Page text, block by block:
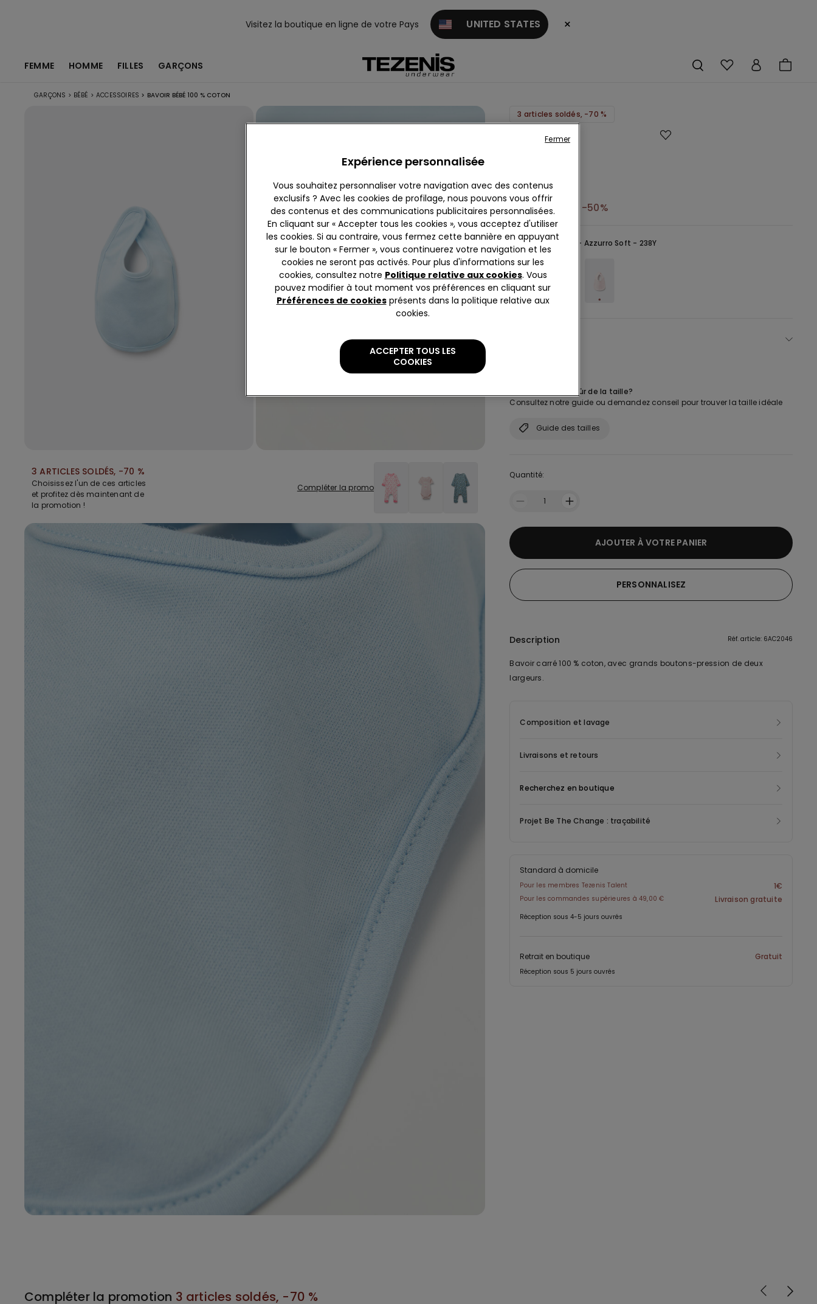
Visitez la boutique en ligne de votre Pays UNITED STATES ×
FEMME HOMME FILLES GARÇONS
GARÇONS > BÉBÉ > ACCESSOIRES > BAVOIR BÉBÉ 100 % COTON
3 ARTICLES SOLDÉS, -70 %
Choisissez l'un de ces articles
et profitez dès maintenant de
la promotion !
Compléter la promo
3 articles soldés, -70 %
Coton
6,99 € 3,50 € -50%
Couleur: Bleu ciel - Azzurro Soft - 238Y
Vous n'êtes pas sûr de la taille?
Consultez notre guide ou demandez conseil pour trouver la taille idéale
Guide des tailles
Quantité:
1
AJOUTER À VOTRE PANIER
PERSONNALISEZ
Description Réf. article: 6AC2046
Bavoir carré 100 % coton, avec grands boutons-pression de deux
largeurs.
Composition et lavage
Livraisons et retours
Recherchez en boutique
Projet Be The Change : traçabilité
Standard à domicile
Pour les membres Tezenis Talent 1€
Pour les commandes supérieures à 49,00 € Livraison gratuite
Réception sous 4-5 jours ouvrés
Retrait en boutique Gratuit
Réception sous 5 jours ouvrés
Compléter la promotion 3 articles soldés, -70 %
Expérience personnalisée
Vous souhaitez personnaliser votre navigation avec des contenus
exclusifs ? Avec les cookies de profilage, nous pouvons vous offrir
des contenus et des communications publicitaires personnalisées.
En cliquant sur « Accepter tous les cookies », vous acceptez d'utiliser
les cookies. Si au contraire, vous fermez cette bannière en appuyant
sur le bouton « Fermer », vous continuerez votre navigation et les
cookies ne seront pas activés. Pour plus d'informations sur les
cookies, consultez notre Politique relative aux cookies. Vous
pouvez modifier à tout moment vos préférences en cliquant sur
Préférences de cookiesprésents dans la politique relative aux
cookies.
ACCEPTER TOUS LES
COOKIES
Fermer